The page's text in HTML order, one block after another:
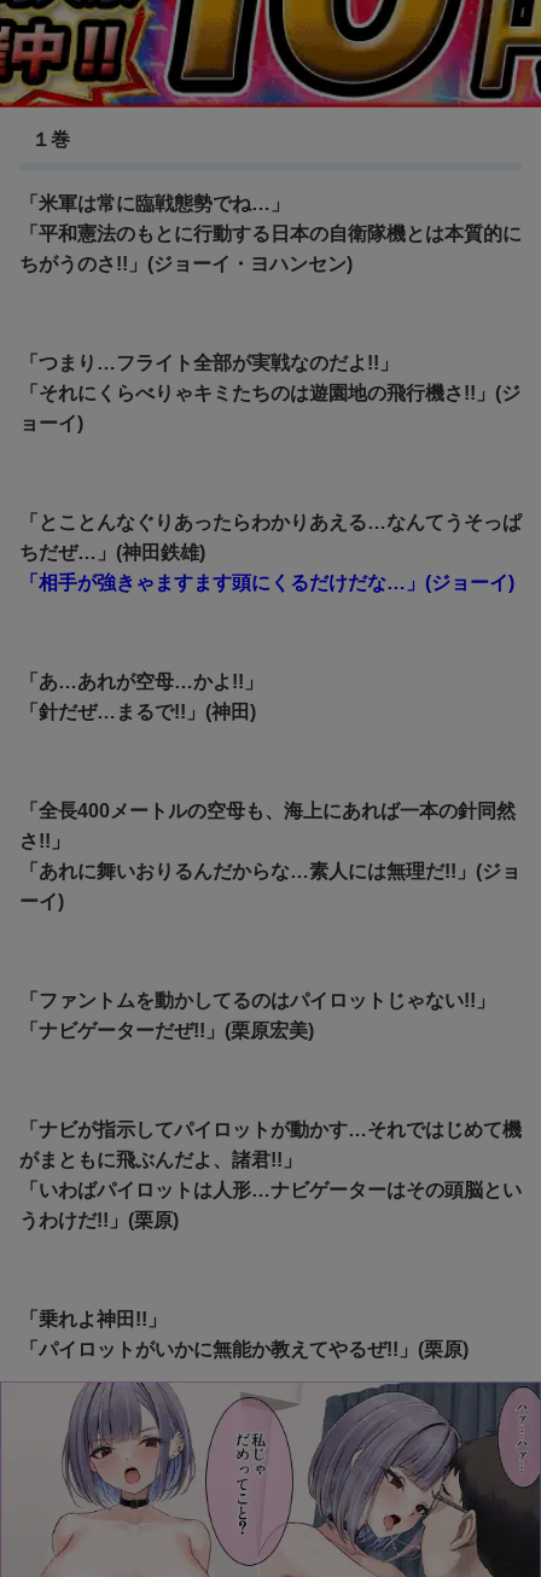
ファントム無頼
１巻
「米軍は常に臨戦態勢でね…」
「平和憲法のもとに行動する日本の自衛隊機とは本質的に
ちがうのさ!!」(ジョーイ・ヨハンセン)
「つまり…フライト全部が実戦なのだよ!!」
「それにくらべりゃキミたちのは遊園地の飛行機さ!!」(ジ
ョーイ)
「とことんなぐりあったらわかりあえる…なんてうそっぱ
ちだぜ…」(神田鉄雄)
「相手が強きゃますます頭にくるだけだな…」(ジョーイ)
「あ…あれが空母…かよ!!」
「 針だぜ…まるで!!」(神田)
「全長400メートルの空母も、海上にあれば一本の針同然
さ!!」
「あれに舞いおりるんだからな…素人には無理だ!!」(ジョ
ーイ)
「ファントムを動かしてるのはパイロットじゃない!!」
「ナビゲーターだぜ!!」(栗原宏美)
「ナビが指示してパイロットが動かす…それではじめて機
がまともに飛ぶんだよ、諸君!!」
「いわばパイロットは人形…ナビゲーターはその頭脳とい
うわけだ!!」(栗原)
「乗れよ神田!!」
「パイロットがいかに無能か教えてやるぜ!!」(栗原)